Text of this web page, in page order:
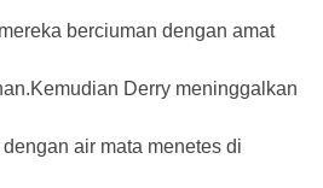
berciuman dengan amat
Derry meninggalkan
air mata menetes di